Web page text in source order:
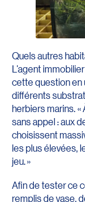
Quels autres
L’agent
cette question en
différents
herbiers marins.
sans appel : aux
choisissent
les plus élevées,
jeu. »
Afin de tester ce
remplis de vase,